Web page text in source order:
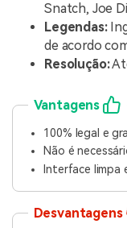
Snatch, Joe
Legendas:
de acordo
Resolução:
Vantagens
100% legal e
Não é
Interface limpa
Desvantagens